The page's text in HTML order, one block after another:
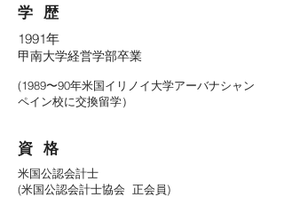
学 歴
1991年
甲南大学経営学部卒業
(1989〜90年米国イリノイ大学アーバナシャン
ペイン校に交換留学）
資 格
米国公認会計士
(米国公認会計士協会 正会員)